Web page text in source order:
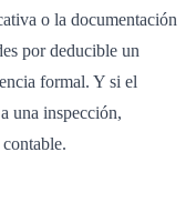
o la documentación
por deducible un
formal. Y si el
una inspección,